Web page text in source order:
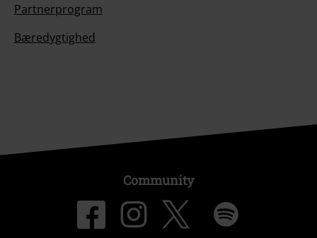
Partnerprogram
Bæredygtighed
Community